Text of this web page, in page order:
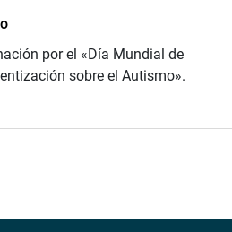
por el «Día Mundial de
sobre el Autismo».